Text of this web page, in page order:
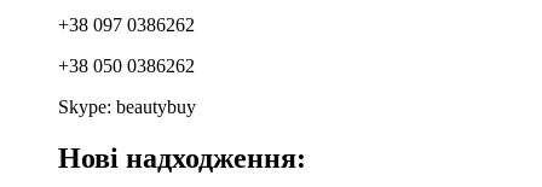
+38 097 0386262
+38 050 0386262
Skype: beautybuy
Нові надходження: